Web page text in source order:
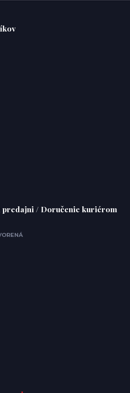
predajni / Doručenie kuriérom